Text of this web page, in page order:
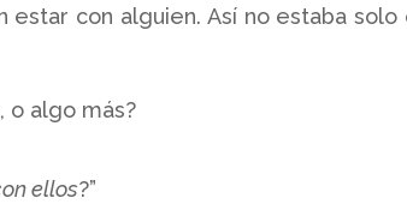
con alguien. Así no estaba solo
o algo más?
ellos?”